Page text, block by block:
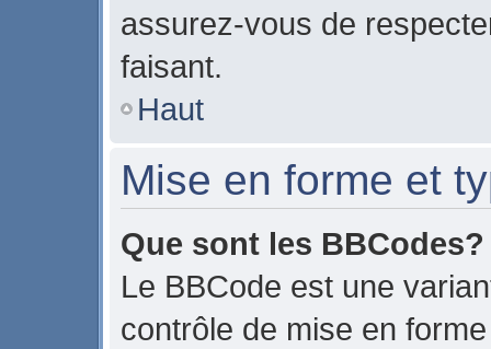
assurez-vous de
faisant.
Haut
Mise en forme et
Que sont les BBCodes?
Le BBCode est une
contrôle de mise en